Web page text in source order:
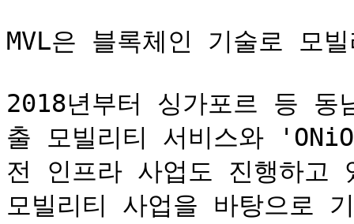
MVL은 블록체인 기술로 모
2018년부터 싱가포르 등
출 모빌리티 서비스와
전 인프라 사업도 진행하고
모빌리티 사업을 바탕으로